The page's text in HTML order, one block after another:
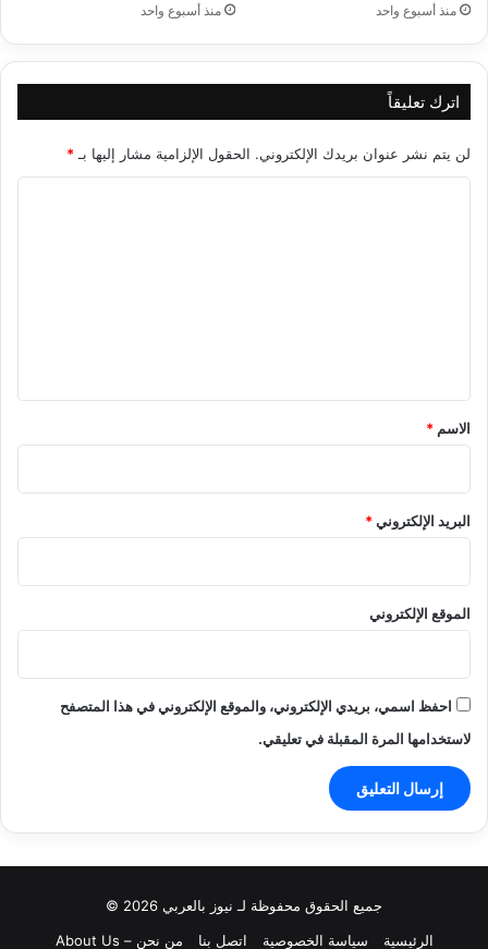
منذ أسبوع واحد منذ أسبوع واحد
اترك تعليقاً
لن يتم نشر عنوان بريدك الإلكتروني. الحقول الإلزامية مشار إليها بـ *
*
الاسم *
البريد الإلكتروني*
الموقع الإلكتروني
احفظ اسمي، بريدي الإلكتروني، والموقع الإلكتروني في هذا المتصفح
لاستخدامها المرة المقبلة في تعليقي.
جميع الحقوق محفوظة لـ نيوز بالعربي 2026 ©
الرئيسية
سياسة الخصوصية اتصل بنا من نحن – About Us